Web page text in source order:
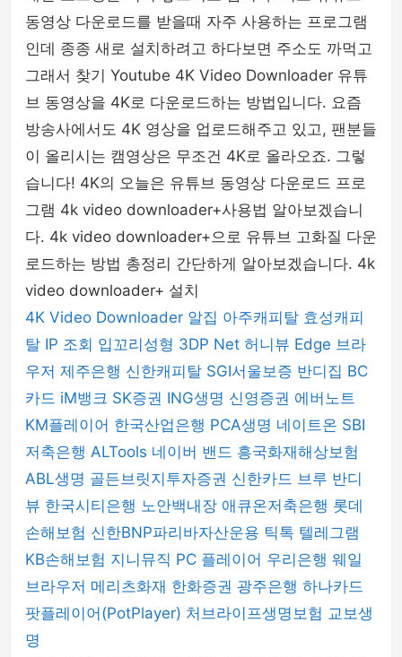
동영상 다운로드를 받을때 자주 사용하는 프로그램
인데 종종 새로 설치하려고 하다보면 주소도 까먹고
그래서 찾기 Youtube 4K Video Downloader 유튜
브 동영상을 4K로 다운로드하는 방법입니다. 요즘
방송사에서도 4K 영상을 업로드해주고 있고, 팬분들
이 올리시는 캠영상은 무조건 4K로 올라오죠. 그렇
습니다! 4K의 오늘은 유튜브 동영상 다운로드 프로
그램 4k video downloader+사용법 알아보겠습니
다. 4k video downloader+으로 유튜브 고화질 다운
로드하는 방법 총정리 간단하게 알아보겠습니다. 4k
video downloader+ 설치
4K Video Downloader 알집 아주캐피탈 효성캐피
탈 IP 조회 입꼬리성형 3DP Net 허니뷰 Edge 브라
우저 제주은행 신한캐피탈 SGI서울보증 반디집 BC
카드 iM뱅크 SK증권 ING생명 신영증권 에버노트
KM플레이어 한국산업은행 PCA생명 네이트온 SBI
저축은행 ALTools 네이버 밴드 흥국화재해상보험
ABL생명 골든브릿지투자증권 신한카드 브루 반디
뷰 한국시티은행 노안백내장 애큐온저축은행 롯데
손해보험 신한BNP파리바자산운용 틱톡 텔레그램
KB손해보험 지니뮤직 PC 플레이어 우리은행 웨일
브라우저 메리츠화재 한화증권 광주은행 하나카드
팟플레이어(PotPlayer) 처브라이프생명보험 교보생
명